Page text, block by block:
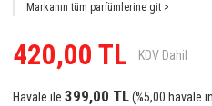
Markanın tüm parfümlerine git >
420,00 TL KDV Dahil
Havale ile 399,00 TL(%5,00 havale